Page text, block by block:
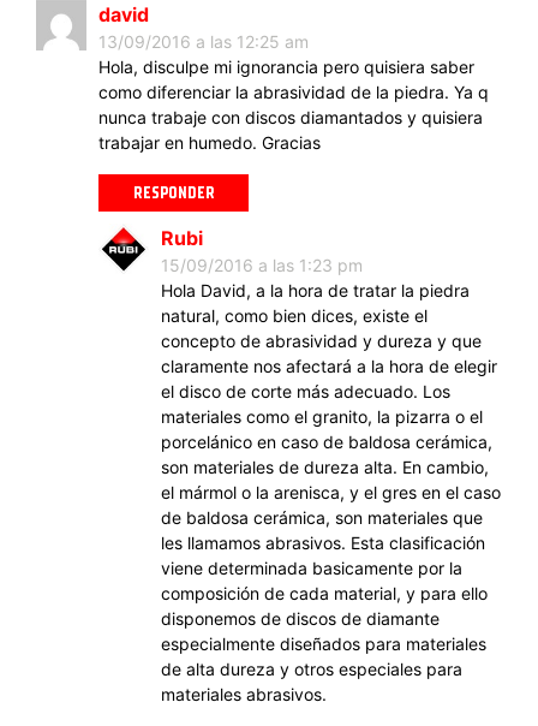
david
13/09/2016 a las 12:25 am
Hola, disculpe mi ignorancia pero quisiera saber
como diferenciar la abrasividad de la piedra. Ya q
nunca trabaje con discos diamantados y quisiera
trabajar en humedo. Gracias
RESPONDER
Rubi
15/09/2016 a las 1:23 pm
Hola David, a la hora de tratar la piedra
natural, como bien dices, existe el
concepto de abrasividad y dureza y que
claramente nos afectará a la hora de elegir
el disco de corte más adecuado. Los
materiales como el granito, la pizarra o el
porcelánico en caso de baldosa cerámica,
son materiales de dureza alta. En cambio,
el mármol o la arenisca, y el gres en el caso
de baldosa cerámica, son materiales que
les llamamos abrasivos. Esta clasificación
viene determinada basicamente por la
composición de cada material, y para ello
disponemos de discos de diamante
especialmente diseñados para materiales
de alta dureza y otros especiales para
materiales abrasivos.